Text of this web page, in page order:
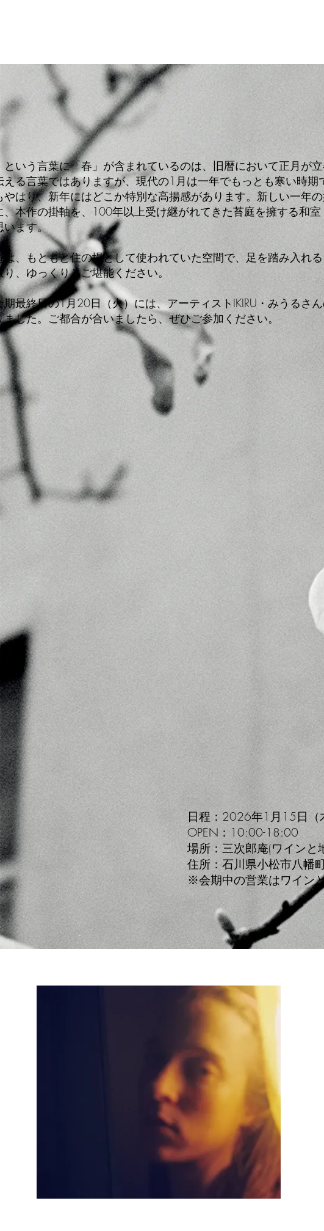
という言葉に「春」が含まれているのは、旧暦において正月が
える言葉ではありますが、現代の1月は一年でもっとも寒い時
やはり、新年にはどこか特別な高揚感があります。新しい一年
、本作の掛軸を、100年以上受け継がれてきた苔庭を擁する和
います。
は、もともと住の場として使われていた空間で、足を踏み入れ
、ゆっくりとご堪能ください。
期最終日の1月20日（火）には、アーティストIKIRU・みうる
ました。ご都合が合いましたら、ぜひご参加ください。
日程：2026年1月15日
OPEN：10:00-18:00
場所：三次郎庵(ワインと
住所：石川県小松市八幡
※会期中の営業はワイン